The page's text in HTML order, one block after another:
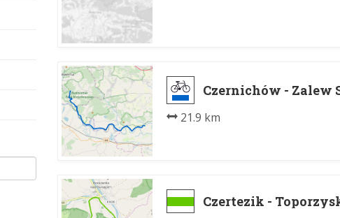
Czernichów - Zalew
21.9 km
Czertezik -